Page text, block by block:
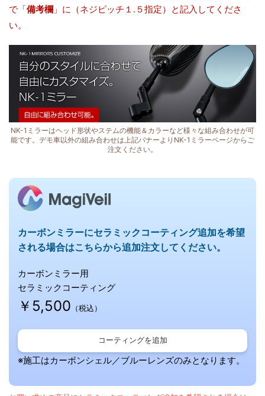
で「備考欄 」に（ネジピッチ１.５指定）と記入してくださ
い。
NK-1ミラーはヘッド形状やステムの機能＆カラーなど様々な組み合わせが可
能です。デモ車以外の組み合わせは上記バナーよりNK-1ミラーページからご
注文ください。
カーボンミラーにセラミックコーティング追加を希望
される場合はこちらから追加注文してください。
カーボンミラー用
セラミックコーティング
￥5,500 （税込）
コーティングを追加
※施工はカーボンシェル／ブルーレンズのみとなります。